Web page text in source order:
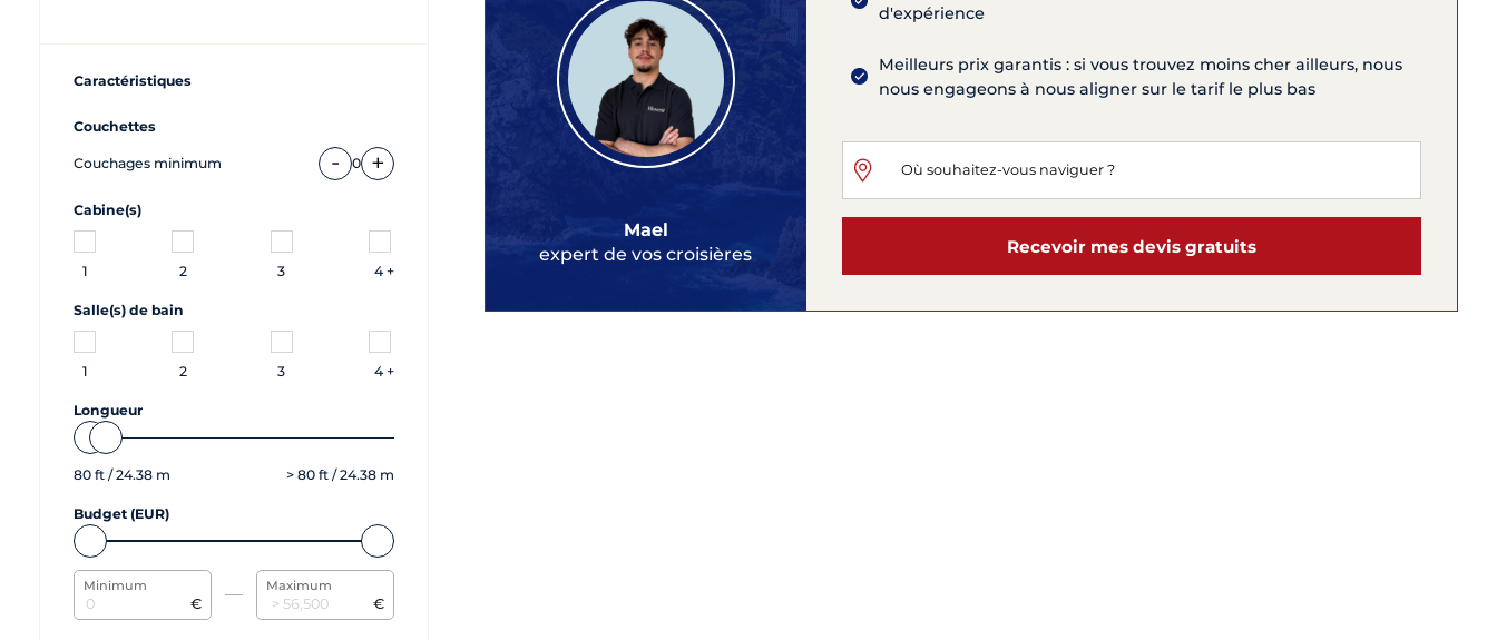
Caractéristiques
Couchettes
Couchages minimum - 0 +
Cabine(s)
1 2 3 4 +
Salle(s) de bain
1 2 3 4 +
Longueur
80 ft /24.38 m > 80 ft /24.38 m
Budget (EUR)
Minimum
€
Maximum
€
Mael
expert de vos croisières
d'expérience
Meilleurs prix garantis : si vous trouvez moins cher ailleurs, nous
nous engageons à nous aligner sur le tarif le plus bas
Recevoir mes devis gratuits